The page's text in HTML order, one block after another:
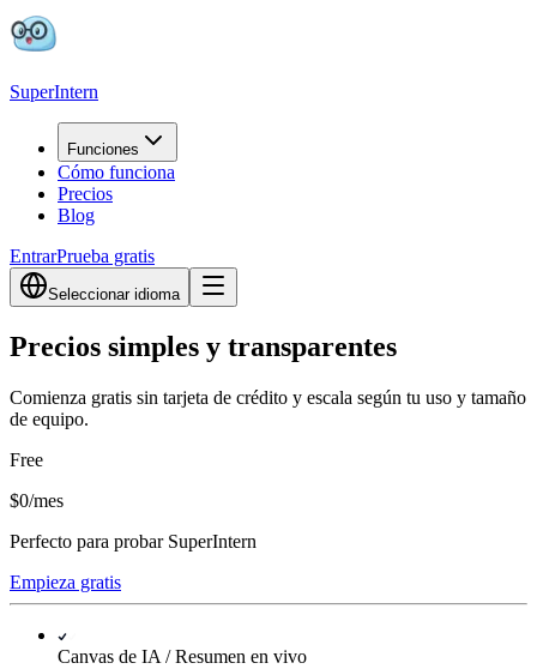
SuperIntern
Funciones
Cómo funciona
Precios
Blog
EntrarPrueba gratis
Seleccionar idioma
Precios simples y transparentes
Comienza gratis sin tarjeta de crédito y escala según tu uso y tamaño
de equipo.
Free
$0/mes
Perfecto para probar SuperIntern
Empieza gratis
Canvas de IA / Resumen en vivo